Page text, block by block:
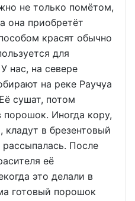
не только помётом,
она приобретёт
красят обычно
для
нас, на севере
на реке Раучуа
сушат, потом
Иногда кору,
кладут в брезентовый
После
её
это делали в
готовый порошок